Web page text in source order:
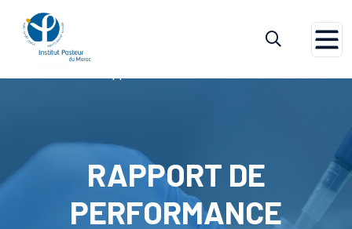
RAPPORT DE
PERFORMANCE